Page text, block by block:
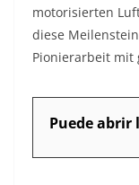
motorisierten
diese
Pionierarbeit mit
Puede abrir